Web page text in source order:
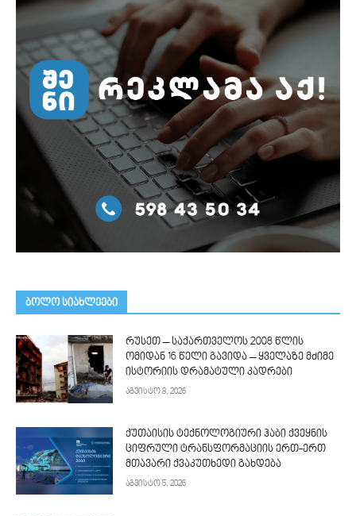
ᲑᲝᲚᲝ ᲡᲘᲐᲮᲚᲔᲔᲑᲘ
რუსეთ – საქართველოს 2008 წლის
ომიდან 16 წელი გავიდა – ყველაზე მძიმე
ისტორიის დრამატული კადრები
აგვისტო 8, 2026
ქუთაისის ტექნოლოგიური ჰაბი ქვეყნის
ციფრული ტრანსფორმაციის ერთ-ერთ
მთავარი ქვაკუთხედი გახდება
აგვისტო 5, 2026